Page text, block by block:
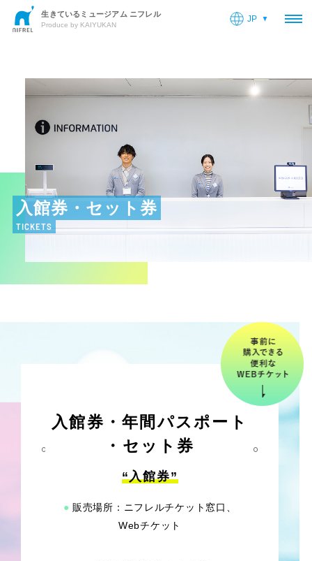
生きているミュージアム ニフレル
Produce by KAIYUKAN
JP
入館券・セット券
TICKETS
入館券・年間パスポート
・セット券
“入館券”
● 販売場所：ニフレルチケット窓口、
Webチケット